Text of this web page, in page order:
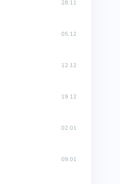
28.11
05.12
12.12
19.12
02.01
09.01